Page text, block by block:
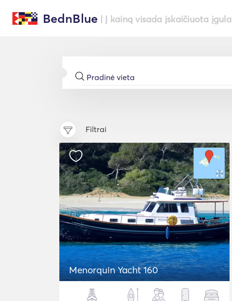
BednBlue | Į kainą visada įskaičiuota
Filtrai
Menorquin Yacht 160